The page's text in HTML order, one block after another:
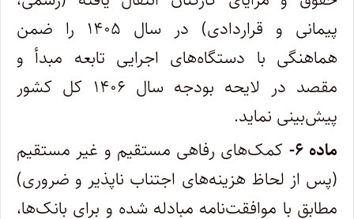
پیمانی و قراردادی) در سال ۱۴۰۵ را ضمن
هماهنگی با دستگاه‌های اجرایی تابعه مبدأ و
مقصد در لایحه بودجه سال ۱۴۰۶ کل کشور
پیش‌بینی نماید.
ماده ۶-
کمک‌های رفاهی مستقیم و غیر مستقیم
(پس از لحاظ هزینه‌های اجتناب ناپذیر و ضروری)
مطابق با موافقت‌نامه مبادله شده و برای بانک‌ها،